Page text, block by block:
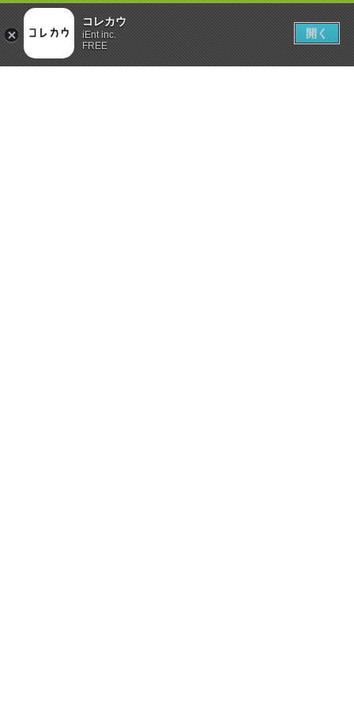
コレカウ
iEnt inc.
FREE
開く